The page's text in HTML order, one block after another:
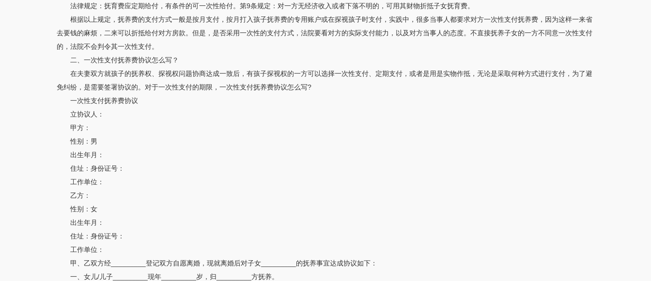
法律规定：抚育费应定期给付，有条件的可一次性给付。第9条规定：对一方无经济收入或者下落不明的，可用其财物折抵子女抚育费。
根据以上规定，抚养费的支付方式一般是按月支付，按月打入孩子抚养费的专用账户或在探视孩子时支付，实践中，很多当事人都要求对方一次性支付抚养费，因为这样一来省
去要钱的麻烦，二来可以折抵给付对方房款。但是，是否采用一次性的支付方式，法院要看对方的实际支付能力，以及对方当事人的态度。不直接抚养子女的一方不同意一次性支付
的，法院不会判令其一次性支付。
二、一次性支付抚养费协议怎么写？
在夫妻双方就孩子的抚养权、探视权问题协商达成一致后，有孩子探视权的一方可以选择一次性支付、定期支付，或者是用是实物作抵，无论是采取何种方式进行支付，为了避
免纠纷，是需要签署协议的。对于一次性支付的期限，一次性支付抚养费协议怎么写?
一次性支付抚养费协议
立协议人：
甲方：
性别：男
出生年月：
住址：身份证号：
工作单位：
乙方：
性别：女
出生年月：
住址：身份证号：
工作单位：
甲、乙双方经_________登记双方自愿离婚，现就离婚后对子女_________的抚养事宜达成协议如下：
一、女儿/儿子_________现年_________岁，归_________方抚养。